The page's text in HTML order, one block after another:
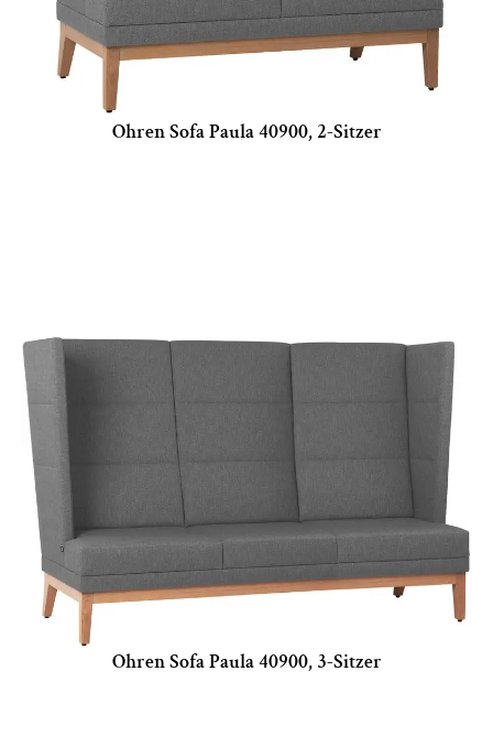
Ohren Sofa Paula 40900, 2-Sitzer
Ohren Sofa Paula 40900, 3-Sitzer